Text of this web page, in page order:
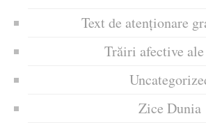
Text de atenționare
Trăiri afective
Zice Dunia